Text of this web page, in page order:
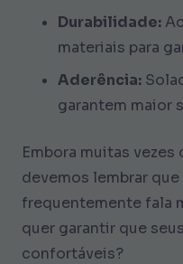
Durabilidade:
materiais para
Aderência:
garantem maior
Embora muitas
devemos lembrar
frequentemente fala
quer garantir que
confortáveis?